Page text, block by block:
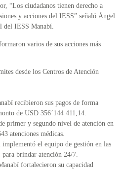
“Los ciudadanos tienen derecho a
y acciones del IESS” señaló Ángel
del IESS Manabí.
varios de sus acciones más
desde los Centros de Atención
recibieron sus pagos de forma
de USD 356´144 411,14.
primer y segundo nivel de atención en
atenciones médicas.
el equipo de gestión en las
brindar atención 24/7.
fortalecieron su capacidad